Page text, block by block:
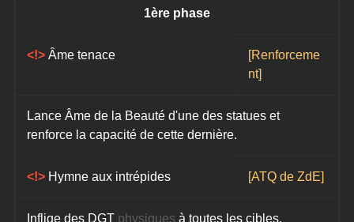
1ère phase
<!> Âme tenace
[Renforceme
nt]
Lance Âme de la Beauté d'une des statues et
renforce la capacité de cette dernière.
<!> Hymne aux intrépides [ATQ de ZdE]
Inflige des DGT physiques à toutes les cibles.